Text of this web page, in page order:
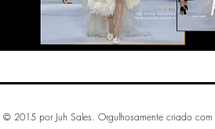
© 2015 por Juh Sales. Orgulhosamente criado com